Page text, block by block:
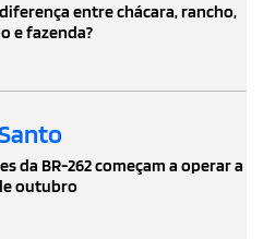
entre chácara, rancho,
e fazenda?
da BR-262 começam a operar a
outubro